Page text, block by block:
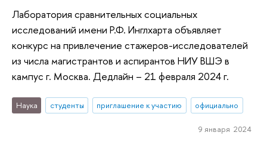
Лаборатория сравнительных социальных
исследований имени Р.Ф. Инглхарта объявляет
конкурс на привлечение стажеров-исследователей
из числа магистрантов и аспирантов НИУ ВШЭ в
кампус г. Москва. Дедлайн – 21 февраля 2024 г.
Наука студенты приглашение к участию официально
9 января 2024